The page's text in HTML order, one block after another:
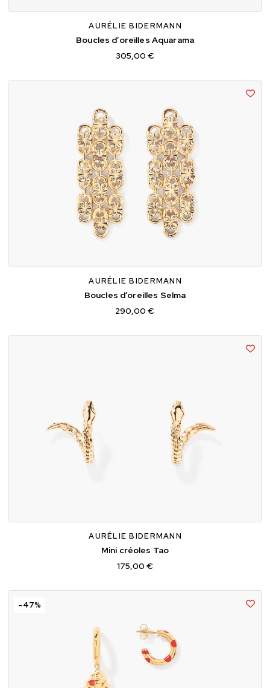
AURÉLIE BIDERMANN
Boucles d’oreilles Aquarama
305,00 €
AURÉLIE BIDERMANN
Boucles d’oreilles Selma
290,00 €
AURÉLIE BIDERMANN
Mini créoles Tao
175,00 €
-47%